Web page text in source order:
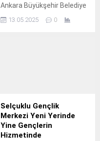
Ankara Büyükşehir Belediye
PKK’nın fesih kararı sonrası
terör örgütü PKK’nın silah
bırakma ve fesih kararına
ilişkin ilk değerlendirmesini
yaptı. Yavaş, Türkiye’nin
13.05.2025 0
Selçuklu Gençlik
Merkezi Yeni Yerinde
Yine Gençlerin
Hizmetinde